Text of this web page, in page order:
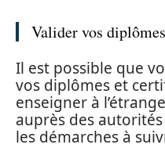
Valider vos
Il est possible que
vos diplômes et
enseigner à
auprès des
les démarches à